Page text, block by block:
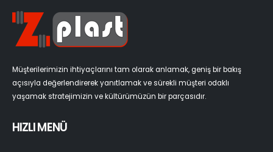
Müşterilerimizin ihtiyaçlarını tam olarak anlamak, geniş bir bakış
açısıyla değerlendirerek yanıtlamak ve sürekli müşteri odaklı
yaşamak stratejimizin ve kültürümüzün bir parçasıdır.
HIZLI MENÜ